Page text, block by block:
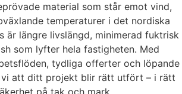
material som står emot vind,
temperaturer i det nordiska
är längre livslängd, minimerad fuktrisk
som lyfter hela fastigheten. Med
tydliga offerter och löpande
vi att ditt projekt blir rätt utfört – i rätt
på tak och mark.